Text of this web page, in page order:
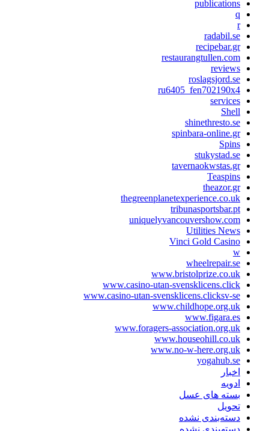
publications
q
r
radabil.se
recipebar.gr
restaurangtullen.com
reviews
roslagsjord.se
ru6405_fen702190x4
services
Shell
shinethresto.se
spinbara-online.gr
Spins
stukystad.se
tavernaokwstas.gr
Teaspins
theazor.gr
thegreenplanetexperience.co.uk
tribunasportsbar.pt
uniquelyvancouvershow.com
Utilities News
Vinci Gold Casino
w
wheelrepair.se
www.bristolprize.co.uk
www.casino-utan-svensklicens.click
www.casino-utan-svensklicens.clicksv-se
www.childhope.org.uk
www.figara.es
www.foragers-association.org.uk
www.houseohill.co.uk
www.no-w-here.org.uk
yogahub.se
اخبار
ادویه
بسته های عسل
تحویل
دسته‌بندی نشده
دستهبندی نشده